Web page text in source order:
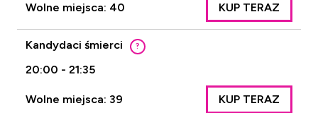
Wolne miejsca: 40 KUP TERAZ
Kandydaci śmierci ?
20:00 - 21:35
Wolne miejsca: 39 KUP TERAZ